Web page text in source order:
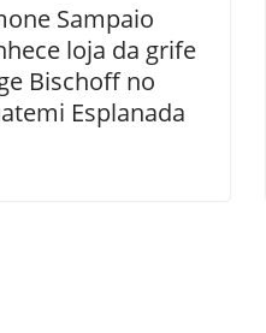
Sampaio
loja da grife
Bischoff no
Esplanada